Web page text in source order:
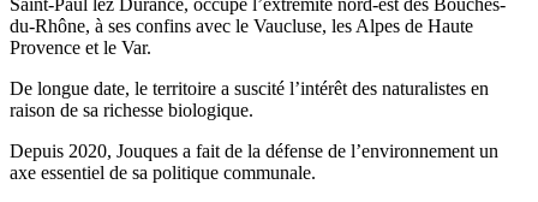
Saint-Paul lez Durance, occupe l’extrémité nord-est des Bouches-
du-Rhône, à ses confins avec le Vaucluse, les Alpes de Haute
Provence et le Var.
De longue date, le territoire a suscité l’intérêt des naturalistes en
raison de sa richesse biologique.
Depuis 2020, Jouques a fait de la défense de l’environnement un
axe essentiel de sa politique communale.